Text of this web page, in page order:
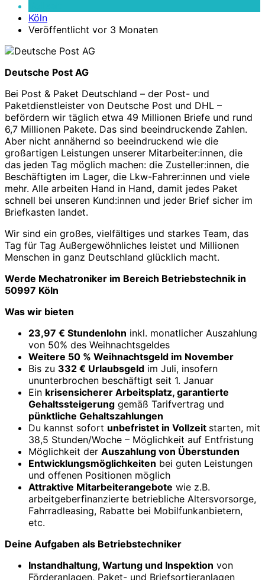
(m/w/d)
Köln
Veröffentlicht vor 3 Monaten
Deutsche Post AG
Bei Post & Paket Deutschland – der Post- und
Paketdienstleister von Deutsche Post und DHL –
befördern wir täglich etwa 49 Millionen Briefe und rund
6,7 Millionen Pakete. Das sind beeindruckende Zahlen.
Aber nicht annähernd so beeindruckend wie die
großartigen Leistungen unserer Mitarbeiter:innen, die
das jeden Tag möglich machen: die Zusteller:innen, die
Beschäftigten im Lager, die Lkw-Fahrer:innen und viele
mehr. Alle arbeiten Hand in Hand, damit jedes Paket
schnell bei unseren Kund:innen und jeder Brief sicher im
Briefkasten landet.
Wir sind ein großes, vielfältiges und starkes Team, das
Tag für Tag Außergewöhnliches leistet und Millionen
Menschen in ganz Deutschland glücklich macht.
Werde Mechatroniker im Bereich Betriebstechnik in
50997 Köln
Was wir bieten
23,97 € Stundenlohn inkl. monatlicher Auszahlung
von 50% des Weihnachtsgeldes
Weitere 50 % Weihnachtsgeld im November
Bis zu 332 € Urlaubsgeld im Juli, insofern
ununterbrochen beschäftigt seit 1. Januar
Ein krisensicherer Arbeitsplatz, garantierte
Gehaltssteigerung gemäß Tarifvertrag und
pünktliche Gehaltszahlungen
Du kannst sofort unbefristet in Vollzeit starten, mit
38,5 Stunden/Woche – Möglichkeit auf Entfristung
Möglichkeit der Auszahlung von Überstunden
Entwicklungsmöglichkeiten bei guten Leistungen
und offenen Positionen möglich
Attraktive Mitarbeiterangebote wie z.B.
arbeitgeberfinanzierte betriebliche Altersvorsorge,
Fahrradleasing, Rabatte bei Mobilfunkanbietern,
etc.
Deine Aufgaben als Betriebstechniker
Instandhaltung, Wartung und Inspektion von
Förderanlagen, Paket- und Briefsortieranlagen